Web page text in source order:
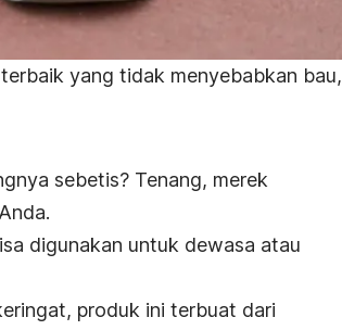
yang tidak menyebabkan bau,
sebetis? Tenang, merek
digunakan untuk dewasa atau
produk ini terbuat dari